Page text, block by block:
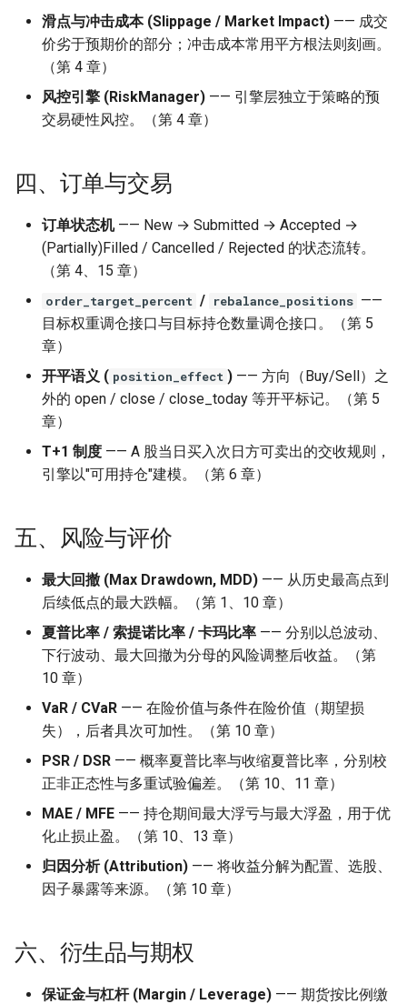
滑点与冲击成本 (Slippage / Market Impact) —— 成交
价劣于预期价的部分；冲击成本常用平方根法则刻画。
（第 4 章）
风控引擎 (RiskManager) —— 引擎层独立于策略的预
交易硬性风控。（第 4 章）
四、订单与交易
订单状态机—— New → Submitted → Accepted →
(Partially)Filled / Cancelled / Rejected 的状态流转。
（第 4、15 章）
order_target_percent / rebalance_positions ——
目标权重调仓接口与目标持仓数量调仓接口。（第 5
章）
开平语义 ( position_effect ) —— 方向（Buy/Sell）之
外的 open / close / close_today 等开平标记。（第 5
章）
T+1 制度 —— A 股当日买入次日方可卖出的交收规则，
引擎以"可用持仓"建模。（第 6 章）
五、风险与评价
最大回撤 (Max Drawdown, MDD) —— 从历史最高点到
后续低点的最大跌幅。（第 1、10 章）
夏普比率 / 索提诺比率 / 卡玛比率 —— 分别以总波动、
下行波动、最大回撤为分母的风险调整后收益。（第
10 章）
VaR / CVaR —— 在险价值与条件在险价值（期望损
失），后者具次可加性。（第 10 章）
PSR / DSR —— 概率夏普比率与收缩夏普比率，分别校
正非正态性与多重试验偏差。（第 10、11 章）
MAE / MFE —— 持仓期间最大浮亏与最大浮盈，用于优
化止损止盈。（第 10、13 章）
归因分析 (Attribution) —— 将收益分解为配置、选股、
因子暴露等来源。（第 10 章）
六、衍生品与期权
保证金与杠杆 (Margin / Leverage) —— 期货按比例缴